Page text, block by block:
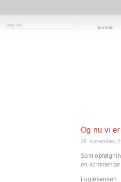
kontakt
Og nu vi
28. november,
Som
en
Lugtesansen.